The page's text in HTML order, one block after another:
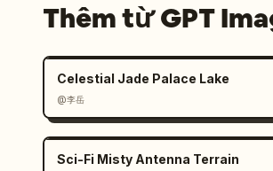
Thêm từ GPT
Celestial Jade Palace Lake
@李岳
Sci-Fi Misty Antenna Terrain